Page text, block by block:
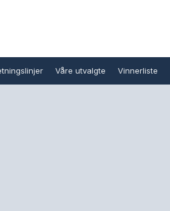
Våre utvalgte Vinnerliste